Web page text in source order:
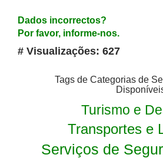
Dados incorrectos?
Por favor, informe-nos.
# Visualizações: 627
Tags de Categorias de
Turismo e
Transportes e
Serviços de